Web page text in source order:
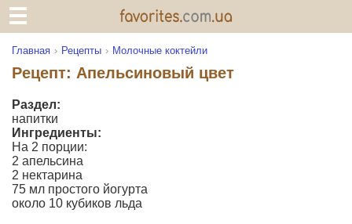
Главная Рецепты Молочные коктейли
Рецепт: Апельсиновый цвет
Раздел:
напитки
Ингредиенты:
На 2 порции:
2 апельсина
2 нектарина
75 мл простого йогурта
около 10 кубиков льда